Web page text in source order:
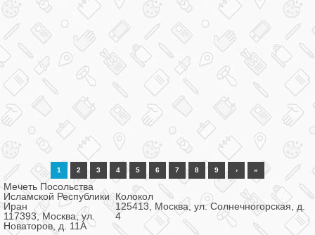
1 2 3 4 5 6 7 8 9 › »
Мечеть Посольства
Исламской Республики
Иран
117393, Москва, ул.
Новаторов, д. 11А
Колокол
125413, Москва, ул. Солнечногорская, д.
4